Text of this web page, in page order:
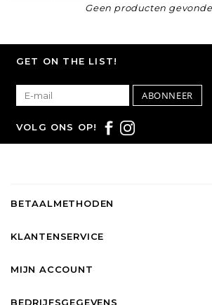
Geen producten
GET ON THE LIST!
ABONNEER
VOLG ONS OP!
BETAALMETHODEN
KLANTENSERVICE
MIJN ACCOUNT
BEDRIJFSGEGEVENS